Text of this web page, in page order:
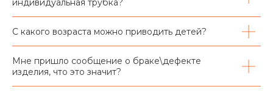
индивидуальная трубка?
С какого возраста можно приводить детей?
Мне пришло сообщение о браке\дефекте
изделия, что это значит?